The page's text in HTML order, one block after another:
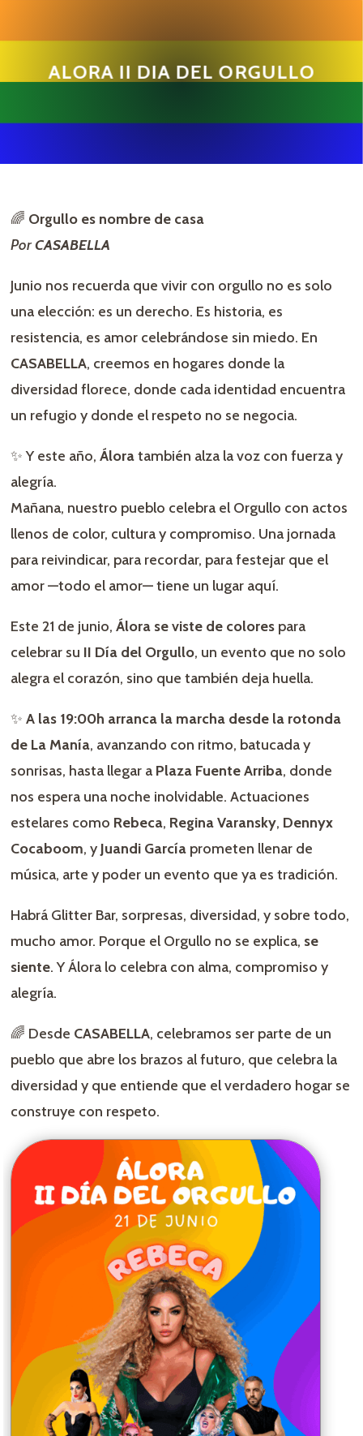
ALORA II DIA DEL ORGULLO
🌈 Orgullo es nombre de casa
PorCASABELLA
Junio nos recuerda que vivir con orgullo no es solo
una elección: es un derecho. Es historia, es
resistencia, es amor celebrándose sin miedo. En
CASABELLA, creemos en hogares donde la
diversidad florece, donde cada identidad encuentra
un refugio y donde el respeto no se negocia.
✨ Y este año,Áloratambién alza la voz con fuerza y
alegría.
Mañana, nuestro pueblo celebra el Orgullo con actos
llenos de color, cultura y compromiso. Una jornada
para reivindicar, para recordar, para festejar que el
amor —todo el amor— tiene un lugar aquí.
Este 21 de junio,Álora se viste de colores para
celebrar su II Día del Orgullo, un evento que no solo
alegra el corazón, sino que también deja huella.
✨A las 19:00h arranca la marcha desde la rotonda
de La Manía, avanzando con ritmo, batucada y
sonrisas, hasta llegar a Plaza Fuente Arriba, donde
nos espera una noche inolvidable. Actuaciones
estelares como Rebeca, Regina Varansky, Dennyx
Cocaboom, y Juandi García prometen llenar de
música, arte y poder un evento que ya es tradición.
Habrá Glitter Bar, sorpresas, diversidad, y sobre todo,
mucho amor. Porque el Orgullo no se explica, se
siente. Y Álora lo celebra con alma, compromiso y
alegría.
🌈 Desde CASABELLA, celebramos ser parte de un
pueblo que abre los brazos al futuro, que celebra la
diversidad y que entiende que el verdadero hogar se
construye con respeto.